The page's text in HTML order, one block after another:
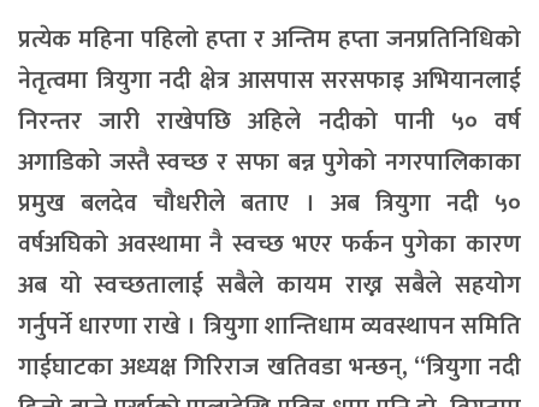
प्रत्येक महिना पहिलो हप्ता र अन्तिम हप्ता जनप्रतिनिधिको
नेतृत्वमा त्रियुगा नदी क्षेत्र आसपास सरसफाइ अभियानलाई
निरन्तर जारी राखेपछि अहिले नदीको पानी ५० वर्ष
अगाडिको जस्तै स्वच्छ र सफा बन्न पुगेको नगरपालिकाका
प्रमुख बलदेव चौधरीले बताए । अब त्रियुगा नदी ५०
वर्षअघिको अवस्थामा नै स्वच्छ भएर फर्कन पुगेका कारण
अब यो स्वच्छतालाई सबैले कायम राख्न सबैले सहयोग
गर्नुपर्ने धारणा राखे । त्रियुगा शान्तिधाम व्यवस्थापन समिति
गाईघाटका अध्यक्ष गिरिराज खतिवडा भन्छन्, “त्रियुगा नदी